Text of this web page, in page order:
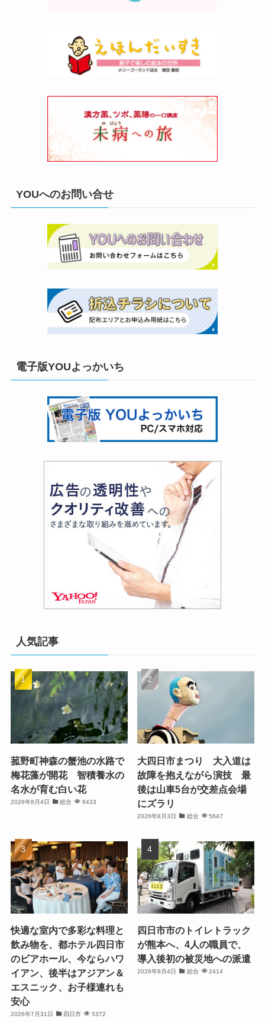
YOUへのお問い合せ
電子版YOUよっかいち
人気記事
菰野町神森の蟹池の水路で
梅花藻が開花 智積養水の
名水が育む白い花
2026年8月4日 総合 6433
大四日市まつり 大入道は
故障を抱えながら演技 最
後は山車5台が交差点会場
にズラリ
2026年8月3日 総合 5647
快適な室内で多彩な料理と
飲み物を、都ホテル四日市
のビアホール、今ならハワ
イアン、後半はアジアン＆
エスニック、お子様連れも
安心
2026年7月31日 四日市 5372
四日市市のトイレトラック
が熊本へ、4人の職員で、
導入後初の被災地への派遣
2026年8月4日 総合 2414